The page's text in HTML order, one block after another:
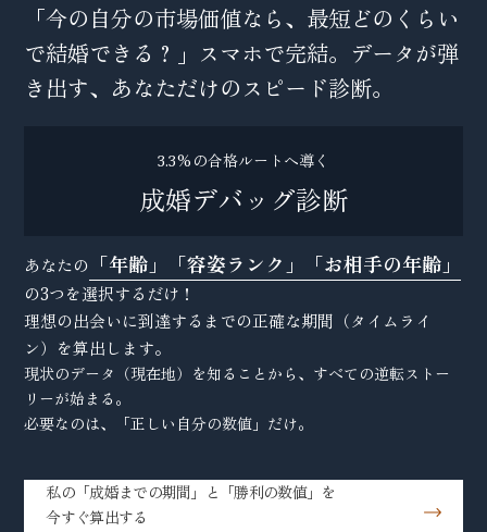
「今の自分の市場価値なら、最短どのくらい
で結婚できる？」スマホで完結。データが弾
き出す、あなただけのスピード診断。
3.3%の合格ルートへ導く
成婚デバッグ診断
あなたの 「年齢」「容姿ランク」「お相手の年齢」
の3つを選択するだけ！
理想の出会いに到達するまでの正確な期間（タイムライ
ン）を算出します。
現状のデータ（現在地）を知ることから、すべての逆転ストー
リーが始まる。
必要なのは、「正しい自分の数値」だけ。
私の「成婚までの期間」と「勝利の数値」を
今すぐ算出する